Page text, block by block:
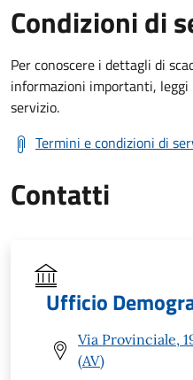
Condizioni di
Per conoscere i dettagli di
informazioni importanti,
servizio.
Termini e condizioni di
Contatti
Ufficio
Via Provinciale,
(AV)